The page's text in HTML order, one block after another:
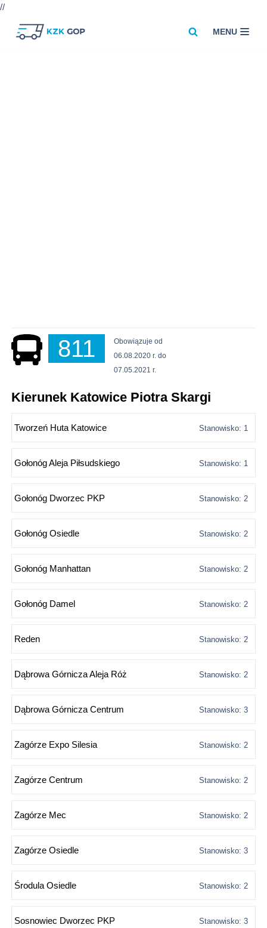
//
MENU
811
Obowiązuje od
06.08.2020 r. do
07.05.2021 r.
Kierunek Katowice Piotra Skargi
Tworzeń Huta Katowice Stanowisko: 1
Gołonóg Aleja Piłsudskiego Stanowisko: 1
Gołonóg Dworzec PKP Stanowisko: 2
Gołonóg Osiedle Stanowisko: 2
Gołonóg Manhattan Stanowisko: 2
Gołonóg Damel Stanowisko: 2
Reden Stanowisko: 2
Dąbrowa Górnicza Aleja Róż Stanowisko: 2
Dąbrowa Górnicza Centrum Stanowisko: 3
Zagórze Expo Silesia Stanowisko: 2
Zagórze Centrum Stanowisko: 2
Zagórze Mec Stanowisko: 2
Zagórze Osiedle Stanowisko: 3
Środula Osiedle Stanowisko: 2
Sosnowiec Dworzec PKP Stanowisko: 3